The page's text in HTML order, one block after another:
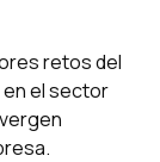
retos del
el sector